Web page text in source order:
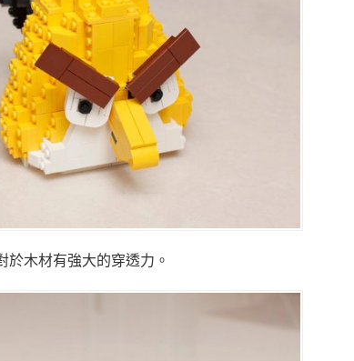
木材有強大的穿透力。